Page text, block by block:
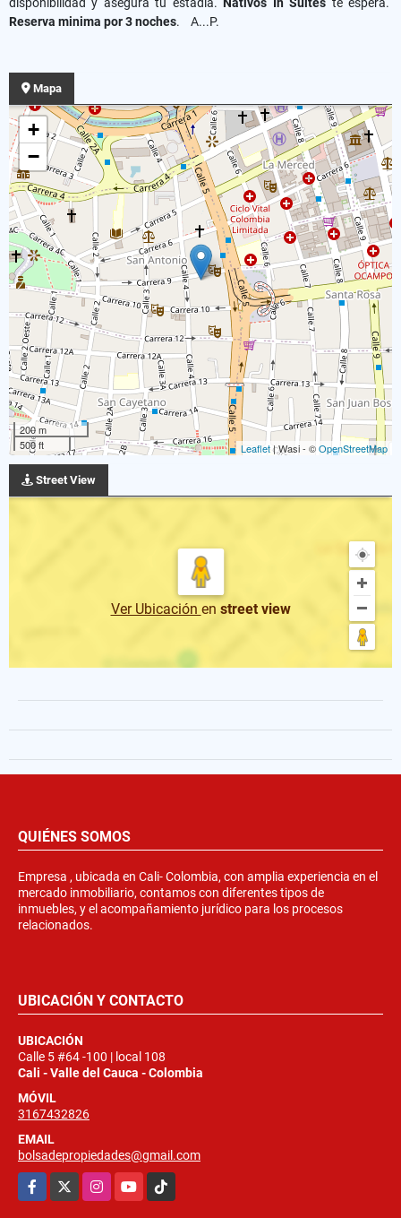
Reserva minima por 3 noches. A...P.
Mapa
+
−
200 m
500 ft
Leaflet| Wasi - ©OpenStreetMap
Street View
Ver Ubicación en street view
QUIÉNES SOMOS
Empresa , ubicada en Cali- Colombia, con amplia experiencia en el
mercado inmobiliario, contamos con diferentes tipos de
inmuebles, y el acompañamiento jurídico para los procesos
relacionados.
UBICACIÓN Y CONTACTO
UBICACIÓN
Calle 5 #64 -100 | local 108
Cali - Valle del Cauca - Colombia
MÓVIL
3167432826
EMAIL
bolsadepropiedades@gmail.com
Facebook
InstagramYouTubeTikTok